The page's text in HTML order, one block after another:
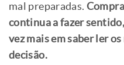
mal preparadas.
continua a fazer
vez mais em saber ler
decisão.